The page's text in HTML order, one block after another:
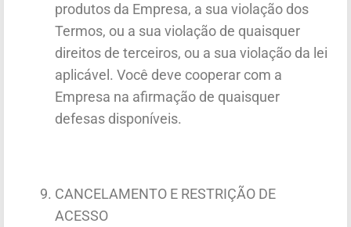
produtos da Empresa, a sua violação dos
Termos, ou a sua violação de quaisquer
direitos de terceiros, ou a sua violação da lei
aplicável. Você deve cooperar com a
Empresa na afirmação de quaisquer
defesas disponíveis.
CANCELAMENTO E RESTRIÇÃO DE
ACESSO